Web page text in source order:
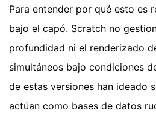
Para entender por qué esto es
bajo el capó. Scratch no
profundidad ni el renderizado
simultáneos bajo condiciones
de estas versiones han ideado
actúan como bases de datos